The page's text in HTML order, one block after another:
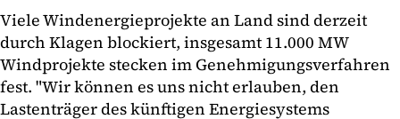
Viele Windenergieprojekte an Land sind derzeit
durch Klagen blockiert, insgesamt 11.000 MW
Windprojekte stecken im Genehmigungsverfahren
fest. "Wir können es uns nicht erlauben, den
Lastenträger des künftigen Energiesystems